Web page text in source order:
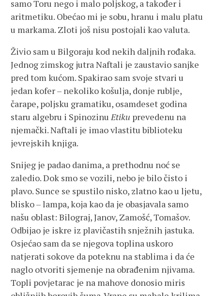
samo Toru nego i malo poljskog, a također i
aritmetiku. Obećao mi je sobu, hranu i malu platu
u markama. Zloti još nisu postojali kao valuta.
Živio sam u Bilgoraju kod nekih daljnih rođaka.
Jednog zimskog jutra Naftali je zaustavio sanjke
pred tom kućom. Spakirao sam svoje stvari u
jedan kofer – nekoliko košulja, donje rublje,
čarape, poljsku gramatiku, osamdeset godina
staru algebru i SpinozinuEtiku prevedenu na
njemački. Naftali je imao vlastitu biblioteku
jevrejskih knjiga.
Snijeg je padao danima, a prethodnu noć se
zaledio. Dok smo se vozili, nebo je bilo čisto i
plavo. Sunce se spustilo nisko, zlatno kao u ljetu,
blisko – lampa, koja kao da je obasjavala samo
našu oblast: Bilograj, Janov, Zamošć, Tomašov.
Odbijao je iskre iz plavičastih snježnih jastuka.
Osjećao sam da se njegova toplina uskoro
natjerati sokove da poteknu na stablima i da će
naglo otvoriti sjemenje na obrađenim njivama.
Topli povjetarac je na mahove donosio miris